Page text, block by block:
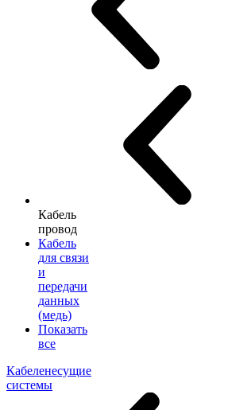
Кабель
провод
Кабель
для связи
и
передачи
данных
(медь)
Показать
все
Кабеленесущие
системы